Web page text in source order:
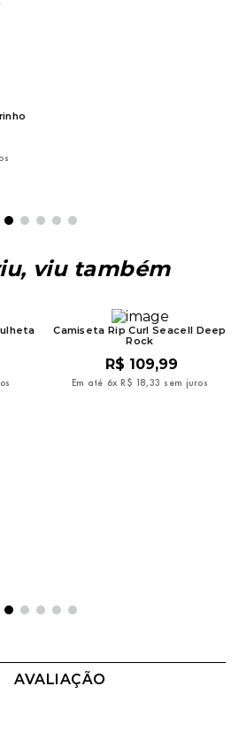
viu também
Camiseta Rip Curl Seacell Deep
Rock
R$ 109,99
Em até 6x R$ 18,33 sem juros
AVALIAÇÃO